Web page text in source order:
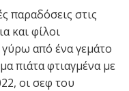
παραδόσεις στις
και φίλοι
από ένα γεμάτο
πιάτα φτιαγμένα με
οι σεφ του